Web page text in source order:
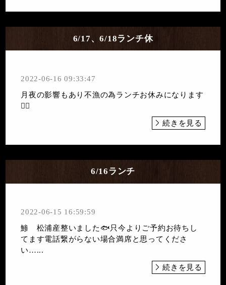
6/17、6/18ランチ休
2022-06-16 09:33:47
月夜の影響もあり不漁の為ランチお休みになります
🙇‍♀️
続きを見る
6/16ランチ
2022-06-15 16:59:59
鯵 松浦産整いました🐟只今よりご予約お待ちし
てます電話繋がらない場合満席と思ってくださ
い…...
続きを見る